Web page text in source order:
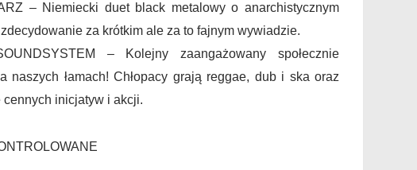
– Niemiecki duet black metalowy o anarchistycznym
za krótkim ale za to fajnym wywiadzie.
– Kolejny zaangażowany społecznie
naszych łamach! Chłopacy grają reggae, dub i ska oraz
inicjatyw i akcji.